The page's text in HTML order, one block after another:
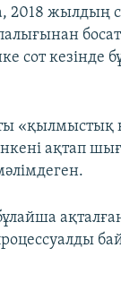
2018 жылдың
сот кезінде
ақтап